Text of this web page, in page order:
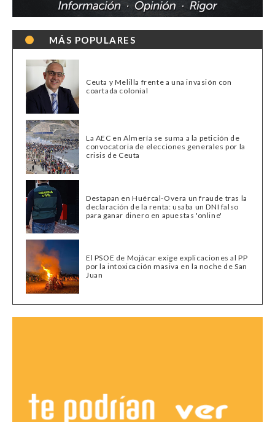
MÁS POPULARES
Ceuta y Melilla frente a una invasión con
coartada colonial
La AEC en Almería se suma a la petición de
convocatoria de elecciones generales por la
crisis de Ceuta
Destapan en Huércal-Overa un fraude tras la
declaración de la renta: usaba un DNI falso
para ganar dinero en apuestas 'online'
El PSOE de Mojácar exige explicaciones al PP
por la intoxicación masiva en la noche de San
Juan